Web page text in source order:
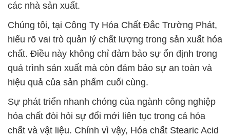
các nhà sản xuất.
Chúng tôi, tại Công Ty Hóa Chất Đắc Trường Phát,
hiểu rõ vai trò quản lý chất lượng trong sản xuất hóa
chất. Điều này không chỉ đảm bảo sự ổn định trong
quá trình sản xuất mà còn đảm bảo sự an toàn và
hiệu quả của sản phẩm cuối cùng.
Sự phát triển nhanh chóng của ngành công nghiệp
hóa chất đòi hỏi sự đổi mới liên tục trong cả hóa
chất và vật liệu. Chính vì vậy, Hóa chất Stearic Acid